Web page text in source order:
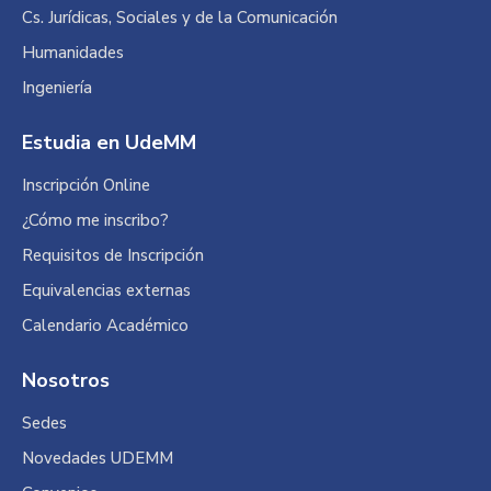
new new
new
Cs. Jurídicas, Sociales y de la Comunicación
Humanidades
Ingeniería
Estudia en UdeMM
Inscripción Online
¿Cómo me inscribo?
Requisitos de Inscripción
Equivalencias externas
Calendario Académico
Nosotros
Sedes
Novedades UDEMM